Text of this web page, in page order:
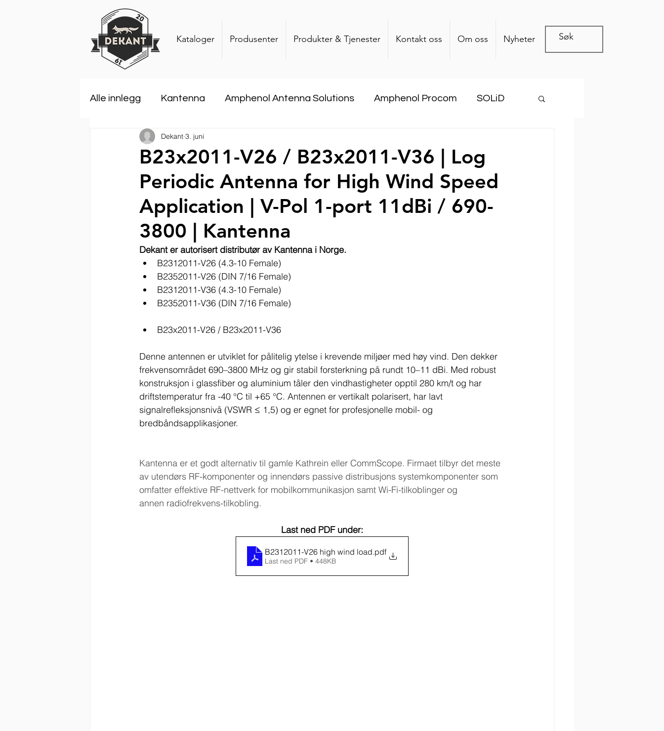
Kataloger Produsenter Produkter & Tjenester Kontakt oss Om oss Nyheter
Alle innlegg Kantenna Amphenol Antenna Solutions Amphenol Procom SOLiD
Rosenberger Comarcom
ANDREW an Amphenol Company
B23x2011-V26 / B23x2011-V36 | Log
Periodic Antenna for High Wind Speed
Application | V-Pol 1-port 11dBi / 690-
3800 | Kantenna
Dekant 3. juni
Dekant er autorisert distributør av Kantenna i Norge.
B2312011-V26 (4.3-10 Female)
B2352011-V26 (DIN 7/16 Female)
B2312011-V36 (4.3-10 Female)
B2352011-V36 (DIN 7/16 Female)
B23x2011-V26 / B23x2011-V36
Denne antennen er utviklet for pålitelig ytelse i krevende miljøer med høy vind. Den dekker
frekvensområdet 690–3800 MHz og gir stabil forsterkning på rundt 10–11 dBi. Med robust
konstruksjon i glassfiber og aluminium tåler den vindhastigheter opptil 280 km/t og har
driftstemperatur fra -40 °C til +65 °C. Antennen er vertikalt polarisert, har lavt
signalrefleksjonsnivå (VSWR ≤ 1,5) og er egnet for profesjonelle mobil- og
bredbåndsapplikasjoner.
Kantenna er et godt alternativ til gamle Kathrein eller CommScope. Firmaet tilbyr det meste
av utendørs RF-komponenter og innendørs passive distribusjons systemkomponenter som
omfatter effektive RF-nettverk for mobilkommunikasjon samt Wi-Fi-tilkoblinger og
annen radiofrekvens-tilkobling.
Last ned PDF under:
B2312011-V26 high wind load.pdf
Last ned PDF • 448KB